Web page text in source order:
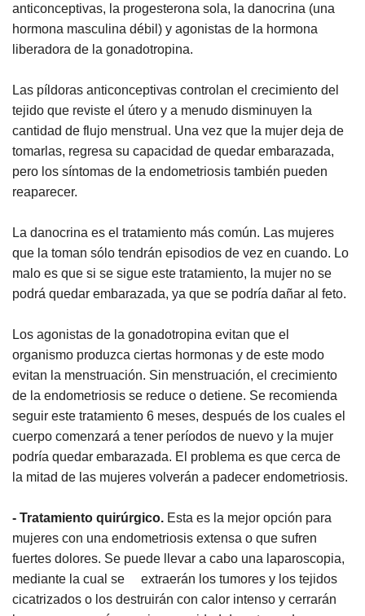
anticonceptivas, la progesterona sola, la danocrina (una
hormona masculina débil) y agonistas de la hormona
liberadora de la gonadotropina.
Las píldoras anticonceptivas controlan el crecimiento del
tejido que reviste el útero y a menudo disminuyen la
cantidad de flujo menstrual. Una vez que la mujer deja de
tomarlas, regresa su capacidad de quedar embarazada,
pero los síntomas de la endometriosis también pueden
reaparecer.
La danocrina es el tratamiento más común. Las mujeres
que la toman sólo tendrán episodios de vez en cuando. Lo
malo es que si se sigue este tratamiento, la mujer no se
podrá quedar embarazada, ya que se podría dañar al feto.
Los agonistas de la gonadotropina evitan que el
organismo produzca ciertas hormonas y de este modo
evitan la menstruación. Sin menstruación, el crecimiento
de la endometriosis se reduce o detiene. Se recomienda
seguir este tratamiento 6 meses, después de los cuales el
cuerpo comenzará a tener períodos de nuevo y la mujer
podría quedar embarazada. El problema es que cerca de
la mitad de las mujeres volverán a padecer endometriosis.
- Tratamiento quirúrgico. Esta es la mejor opción para
mujeres con una endometriosis extensa o que sufren
fuertes dolores. Se puede llevar a cabo una laparoscopia,
mediante la cual se extraerán los tumores y los tejidos
cicatrizados o los destruirán con calor intenso y cerrarán